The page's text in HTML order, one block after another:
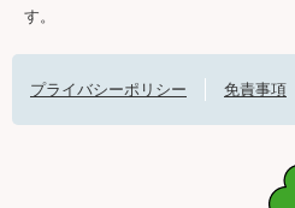
す。
プライバシーポリシー 免責事項